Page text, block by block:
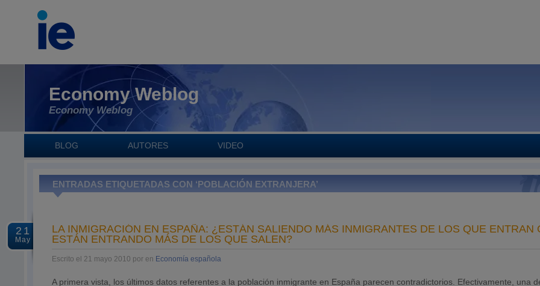
Economy Weblog
Economy Weblog
BLOG AUTORES VIDEO
ENTRADAS ETIQUETADAS CON ‘POBLACIÓN EXTRANJERA’
21
May
LA INMIGRACIÓN EN ESPAÑA: ¿ESTÁN SALIENDO MÁS INMIGRANTES DE LOS QUE ENTRAN
ESTÁN ENTRANDO MÁS DE LOS QUE SALEN?
Escrito el 21 mayo 2010 por en Economía española
A primera vista, los últimos datos referentes a la población inmigrante en España parecen contradictorios. Efectivamente, una